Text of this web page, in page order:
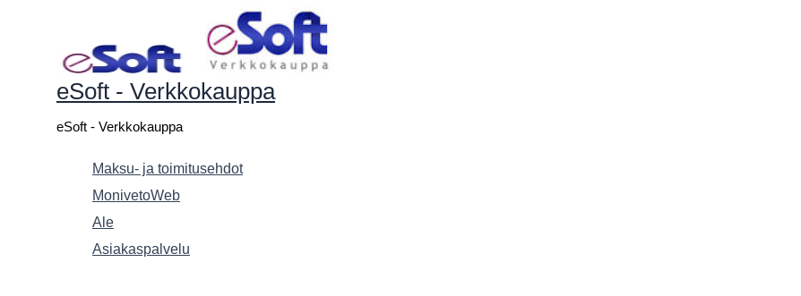
eSoft - Verkkokauppa
eSoft - Verkkokauppa
Maksu- ja toimitusehdot
MonivetoWeb
Ale
Asiakaspalvelu